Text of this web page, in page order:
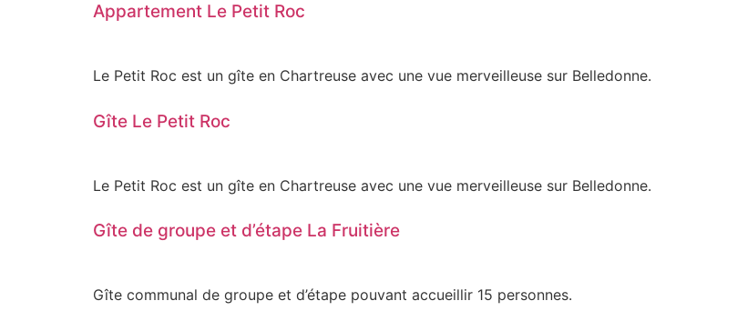
Appartement Le Petit Roc
Le Petit Roc est un gîte en Chartreuse avec une vue merveilleuse sur Belledonne.
Gîte Le Petit Roc
Le Petit Roc est un gîte en Chartreuse avec une vue merveilleuse sur Belledonne.
Gîte de groupe et d’étape La Fruitière
Gîte communal de groupe et d’étape pouvant accueillir 15 personnes.